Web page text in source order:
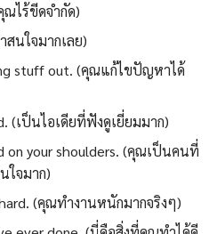
ณไร้ขีดจำกัด)
นใจมากเลย)
stuff out. (คุณแก้ไขปัญหาได้
(เป็นไอเดียที่ฟังดูเยี่ยมมาก)
on your shoulders. (คุณเป็นคนที่
ใจมาก)
(คุณทำงานหนักมากจริงๆ)